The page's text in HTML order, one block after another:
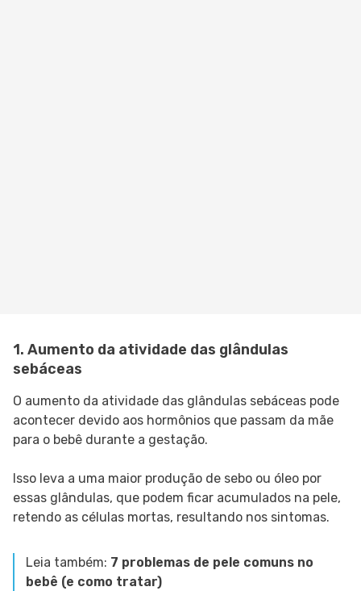
1. Aumento da atividade das glândulas
sebáceas
O aumento da atividade das glândulas sebáceas pode
acontecer devido aos hormônios que passam da mãe
para o bebê durante a gestação.
Isso leva a uma maior produção de sebo ou óleo por
essas glândulas, que podem ficar acumulados na pele,
retendo as células mortas, resultando nos sintomas.
Leia também: 7 problemas de pele comuns no
bebê (e como tratar)